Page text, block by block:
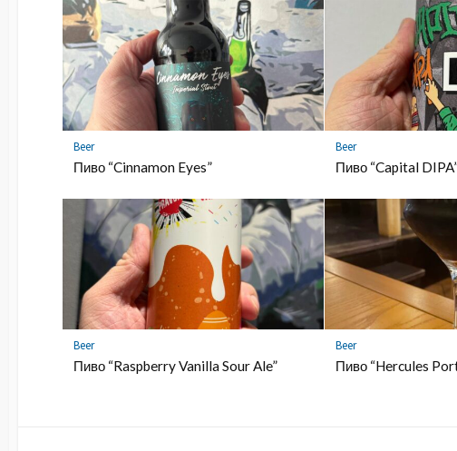
Beer
Пиво “Cinnamon Eyes”
Beer
Пиво “Capital
Beer
Пиво “Raspberry Vanilla Sour Ale”
Beer
Пиво “Hercules